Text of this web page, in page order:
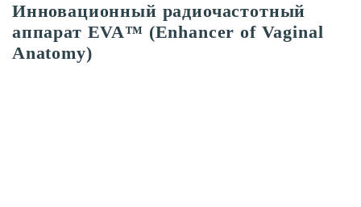
Инновационный радиочастотный
аппарат EVA™ (Enhancer of Vaginal
Anatomy)